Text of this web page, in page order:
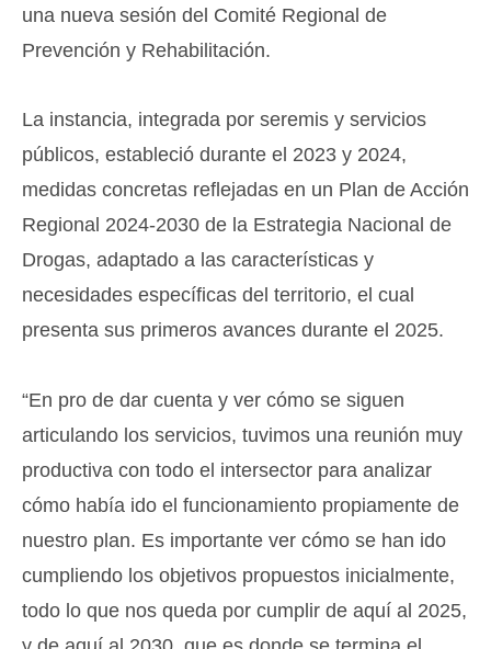
una nueva sesión del Comité Regional de
Prevención y Rehabilitación.
La instancia, integrada por seremis y servicios
públicos, estableció durante el 2023 y 2024,
medidas concretas reflejadas en un Plan de Acción
Regional 2024-2030 de la Estrategia Nacional de
Drogas, adaptado a las características y
necesidades específicas del territorio, el cual
presenta sus primeros avances durante el 2025.
“En pro de dar cuenta y ver cómo se siguen
articulando los servicios, tuvimos una reunión muy
productiva con todo el intersector para analizar
cómo había ido el funcionamiento propiamente de
nuestro plan. Es importante ver cómo se han ido
cumpliendo los objetivos propuestos inicialmente,
todo lo que nos queda por cumplir de aquí al 2025,